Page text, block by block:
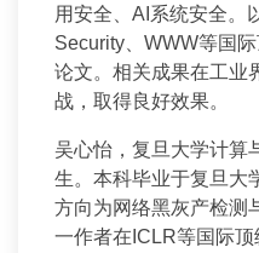
用安全、AI系统安全。
Security、WWW等国
论文。相关成果在工业
战，取得良好效果。
吴心怡，复旦大学计算
生。本科毕业于复旦大
方向为网络黑灰产检测
一作者在ICLR等国际